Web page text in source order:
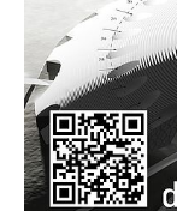
Dokumente